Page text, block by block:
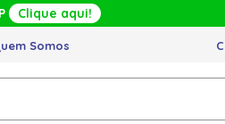
Clique aqui!
Somos